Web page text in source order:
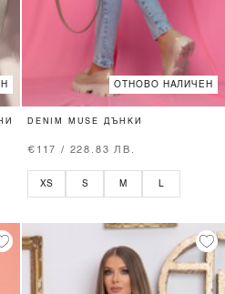
ОТНОВО НАЛИЧЕН
DENIM MUSE ДЪНКИ
€117 / 228.83 ЛВ.
XS S M L